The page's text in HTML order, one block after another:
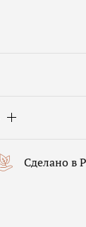
Сделано в